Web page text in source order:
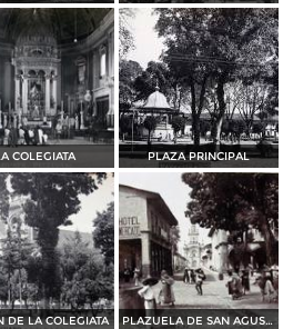
COLEGIATA PLAZA PRINCIPAL
DE LA COLEGIATA PLAZUELA DE SAN AGUSTIN